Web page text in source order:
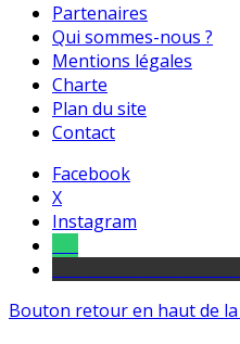
Partenaires
Qui sommes-nous ?
Mentions légales
Charte
Plan du site
Contact
Facebook
X
Instagram
Bouton retour en haut de